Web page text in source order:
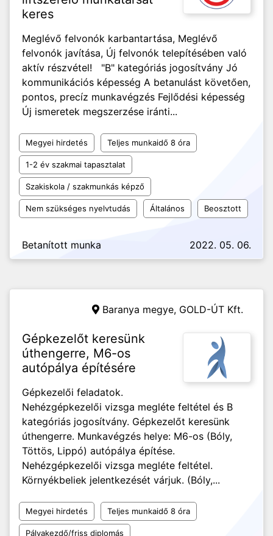
keres
Meglévő felvonók karbantartása, Meglévő
felvonók javítása, Új felvonók telepítésében való
aktív részvétel! "B" kategóriás jogosítvány Jó
kommunikációs képesség A betanulást követően,
pontos, precíz munkavégzés Fejlődési képesség
Új ismeretek megszerzése iránti...
Megyei hirdetés Teljes munkaidő 8 óra
1-2 év szakmai tapasztalat
Szakiskola / szakmunkás képző
Nem szükséges nyelvtudás Általános Beosztott
Betanított munka 2022. 05. 06.
Baranya megye, GOLD-ÚT Kft.
Gépkezelőt keresünk
úthengerre, M6-os
autópálya építésére
Gépkezelői feladatok.
Nehézgépkezelői vizsga megléte feltétel és B
kategóriás jogosítvány. Gépkezelőt keresünk
úthengerre. Munkavégzés helye: M6-os (Bóly,
Töttös, Lippó) autópálya építése.
Nehézgépkezelői vizsga megléte feltétel.
Környékbeliek jelentkezését várjuk. (Bóly,...
Megyei hirdetés Teljes munkaidő 8 óra
Pályakezdő/friss diplomás